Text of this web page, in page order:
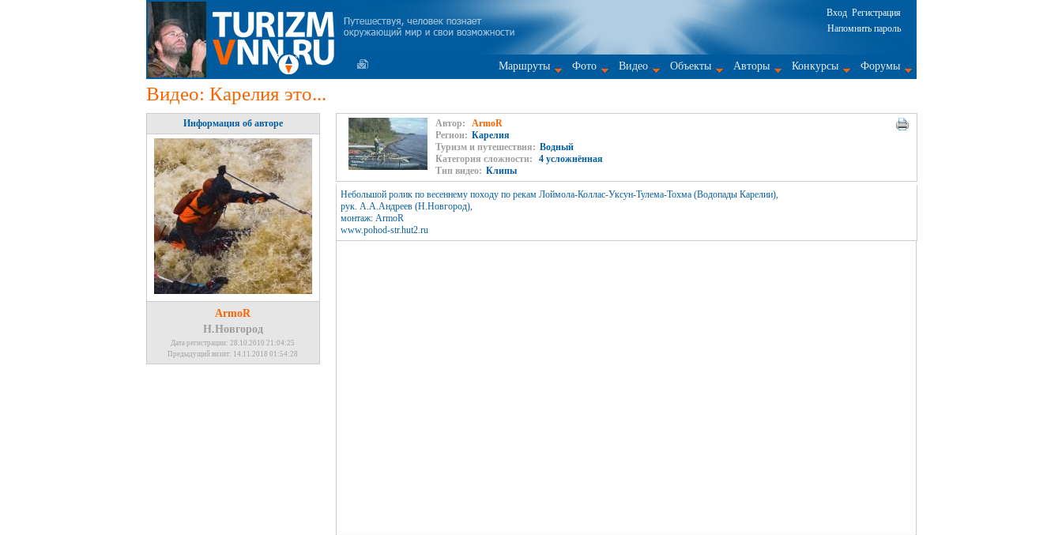
Вход Регистрация
Напомнить пароль
Маршруты Фото Видео Объекты Авторы Конкурсы Форумы
Видео: Карелия это...
Информация об авторе
ArmoR
Н.Новгород
Дата регистрации: 28.10.2010 21:04:25
Предыдущий визит: 14.11.2018 01:54:28
Автор:
ArmoR
Регион: Карелия
Туризм и путешествия: Водный
Категория сложности:
4 усложнённая
Тип видео: Клипы
Небольшой ролик по весеннему походу по рекам Лоймола-Коллас-Уксун-Тулема-Тохма (Водопады Карелии),
рук. А.А.Андреев (Н.Новгород),
монтаж: ArmoR
www.pohod-str.hut2.ru